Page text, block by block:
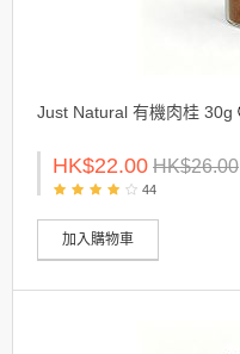
Just Natural 有機肉桂 30g
HK$22.00 HK$26.00
44
加入購物車